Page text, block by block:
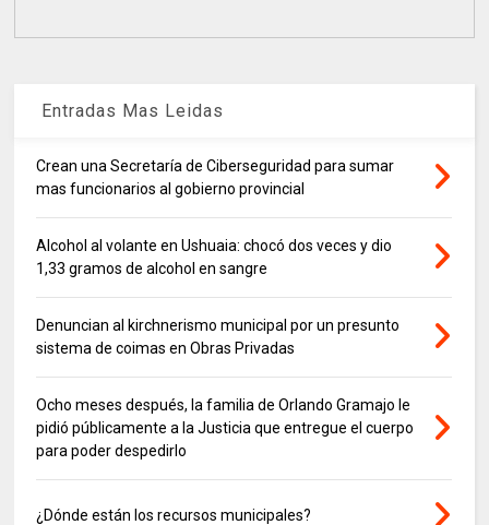
Entradas Mas Leidas
Crean una Secretaría de Ciberseguridad para sumar
mas funcionarios al gobierno provincial
Alcohol al volante en Ushuaia: chocó dos veces y dio
1,33 gramos de alcohol en sangre
Denuncian al kirchnerismo municipal por un presunto
sistema de coimas en Obras Privadas
Ocho meses después, la familia de Orlando Gramajo le
pidió públicamente a la Justicia que entregue el cuerpo
para poder despedirlo
¿Dónde están los recursos municipales?